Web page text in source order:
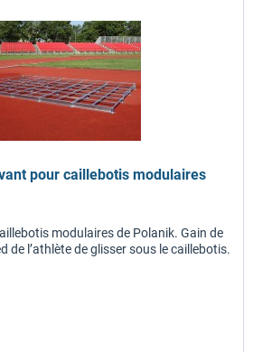
pour caillebotis modulaires
modulaires de Polanik. Gain de
de l’athlète de glisser sous le caillebotis.